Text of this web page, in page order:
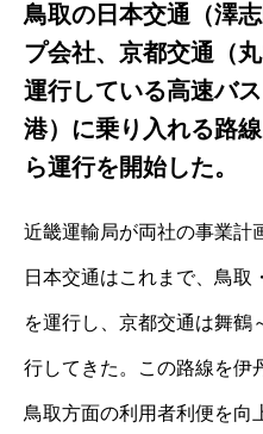
鳥取の日本交通（澤
プ会社、京都交通（
運行している高速バ
港）に乗り入れる路
ら運行を開始した。
近畿運輸局が両社の事業計
日本交通はこれまで、鳥取
を運行し、京都交通は舞鶴
行してきた。この路線を伊
鳥取方面の利用者利便を向